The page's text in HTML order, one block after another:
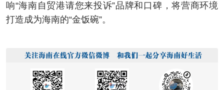
响“海南自贸港请您来投诉”品牌和口碑，将营商环境
打造成为海南的“金饭碗”。